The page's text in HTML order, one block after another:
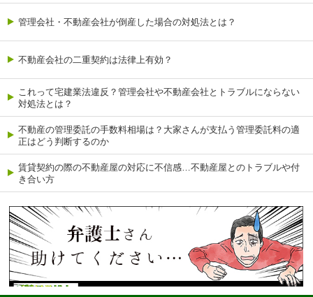
管理会社・不動産会社が倒産した場合の対処法とは？
不動産会社の二重契約は法律上有効？
これって宅建業法違反？管理会社や不動産会社とトラブルにならない
対処法とは？
不動産の管理委託の手数料相場は？大家さんが支払う管理委託料の適
正はどう判断するのか
賃貸契約の際の不動産屋の対応に不信感…不動産屋とのトラブルや付
き合い方